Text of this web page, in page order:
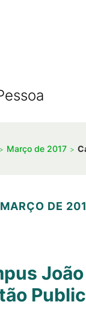
Março de 2017
DE